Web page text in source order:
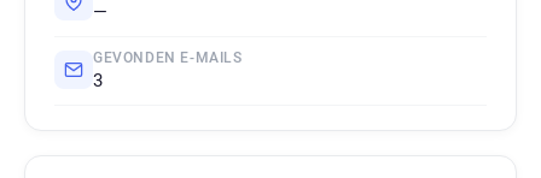
—
GEVONDEN E-MAILS
3